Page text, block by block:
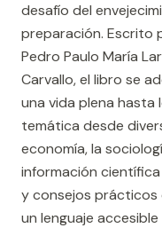
desafío del
preparación. Escrito
Pedro Paulo María
Carvallo, el libro se
una vida plena hasta
temática desde
economía, la
información
y consejos prácticos
un lenguaje